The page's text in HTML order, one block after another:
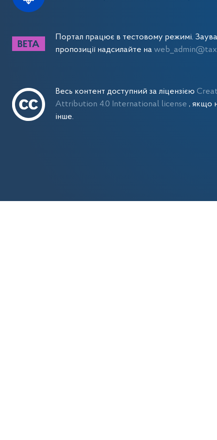
Портал працює в тестовому режимі.
пропозиції надсилайте на
Весь контент доступний за ліцензією
Attribution 4.0 International license, якщо
інше.